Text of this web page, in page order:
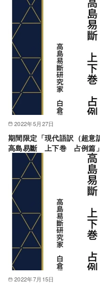
2022年5月27日
期間限定「現代語訳（超
高島易斷 上下巻 占例篇
2022年7月15日